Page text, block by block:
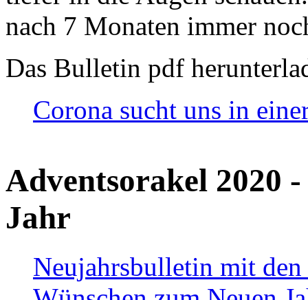
nach 7 Monaten immer
Das Bulletin pdf
Corona sucht uns in
Adventsorakel 2020
Jahr
Neujahrsbulletin mit den